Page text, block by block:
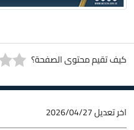
كيف تقيم محتوى الصفحة؟
اخر تعديل2026/04/27